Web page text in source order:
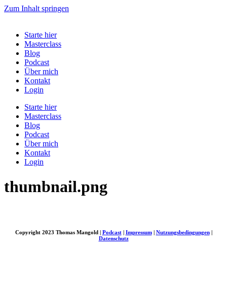
Zum Inhalt springen
Starte hier
Masterclass
Blog
Podcast
Über mich
Kontakt
Login
Starte hier
Masterclass
Blog
Podcast
Über mich
Kontakt
Login
thumbnail.png
Copyright 2023 Thomas Mangold | Podcast| Impressum| Nutzungsbedingungen|
Datenschutz